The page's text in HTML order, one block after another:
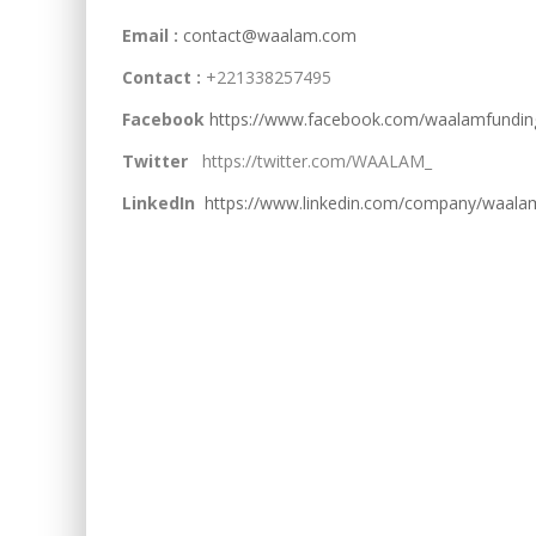
Email : contact@waalam.com
Contact : +221338257495
Facebook https://www.facebook.com/
Twitter https://twitter.com/WAALAM_
LinkedIn https://www.linkedin.com/company/